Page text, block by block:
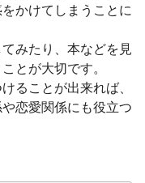
かけてしまうことに
みたり、本などを見
とが大切です。
ることが出来れば、
恋愛関係にも役立つ